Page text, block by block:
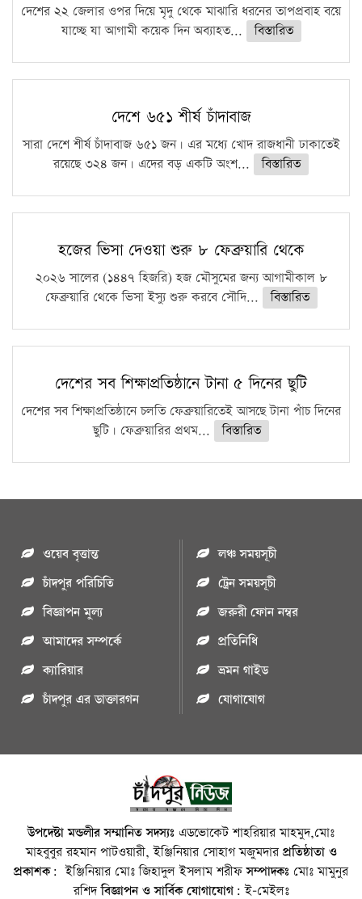
দেশের ২২ জেলার ওপর দিয়ে মৃদু থেকে মাঝারি ধরনের তাপপ্রবাহ বয়ে
যাচ্ছে যা আগামী কয়েক দিন অব্যাহত...
বিস্তারিত
দেশে ৬৫১ শীর্ষ চাঁদাবাজ
সারা দেশে শীর্ষ চাঁদাবাজ ৬৫১ জন। এর মধ্যে খোদ রাজধানী ঢাকাতেই
রয়েছে ৩২৪ জন। এদের বড় একটি অংশ...
বিস্তারিত
হজের ভিসা দেওয়া শুরু ৮ ফেব্রুয়ারি থেকে
২০২৬ সালের (১৪৪৭ হিজরি) হজ মৌসুমের জন্য আগামীকাল ৮
ফেব্রুয়ারি থেকে ভিসা ইস্যু শুরু করবে সৌদি...
বিস্তারিত
দেশের সব শিক্ষাপ্রতিষ্ঠানে টানা ৫ দিনের ছুটি
দেশের সব শিক্ষাপ্রতিষ্ঠানে চলতি ফেব্রুয়ারিতেই আসছে টানা পাঁচ দিনের
ছুটি। ফেব্রুয়ারির প্রথম...
বিস্তারিত
ওয়েব বৃত্তান্ত
চাঁদপুর পরিচিতি
বিজ্ঞাপন মুল্য
আমাদের সম্পর্কে
ক্যারিয়ার
চাঁদপুর এর ডাক্তারগন
লঞ্চ সময়সূচী
ট্রেন সময়সূচী
জরুরী ফোন নম্বর
প্রতিনিধি
ভ্রমন গাইড
যোগাযোগ
উপদেষ্টা মন্ডলীর সম্মানিত সদস্যঃ এডভোকেট শাহরিয়ার মাহমুদ,মোঃ
মাহবুবুর রহমান পাটওয়ারী, ইঞ্জিনিয়ার সোহাগ মজুমদারপ্রতিষ্ঠাতা ও
প্রকাশক: ইঞ্জিনিয়ার মোঃ জিহাদুল ইসলাম শরীফসম্পাদকঃ মোঃ মামুনুর
রশিদবিজ্ঞাপন ও সার্বিক যোগাযোগ: ই-মেইলঃ